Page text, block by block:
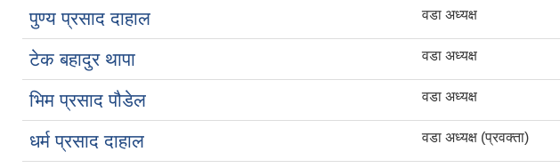
पुण्य प्रसाद दाहाल वडा अध्यक्ष
टेक बहादुर थापा वडा अध्यक्ष
भिम प्रसाद पौडेल वडा अध्यक्ष
धर्म प्रसाद दाहाल वडा अध्यक्ष (प्रवक्ता)